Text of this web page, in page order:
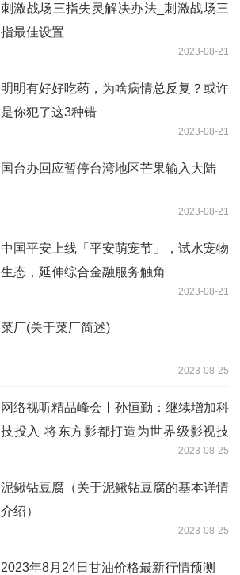
刺激战场三指失灵解决办法_刺激战场三
指最佳设置
2023-08-21
明明有好好吃药，为啥病情总反复？或许
是你犯了这3种错
2023-08-21
国台办回应暂停台湾地区芒果输入大陆
2023-08-21
中国平安上线「平安萌宠节」，试水宠物
生态，延伸综合金融服务触角
2023-08-21
菜厂(关于菜厂简述)
2023-08-25
网络视听精品峰会丨孙恒勤：继续增加科
技投入 将东方影都打造为世界级影视技
2023-08-25
泥鳅钻豆腐（关于泥鳅钻豆腐的基本详情
介绍）
2023-08-25
2023年8月24日甘油价格最新行情预测